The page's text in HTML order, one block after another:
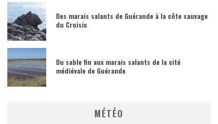
Des marais salants de Guérande à la côte sauvage
du Croisic
Du sable fin aux marais salants de la cité
médiévale de Guérande
MÉTÉO